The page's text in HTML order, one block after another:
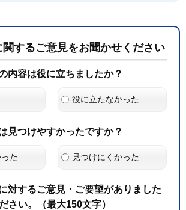
関するご意見をお聞かせください
内容は役に立ちましたか？
役に立たなかった
見つけやすかったですか？
た 見つけにくかった
対するご意見・ご要望がありました
さい。（最大150文字）